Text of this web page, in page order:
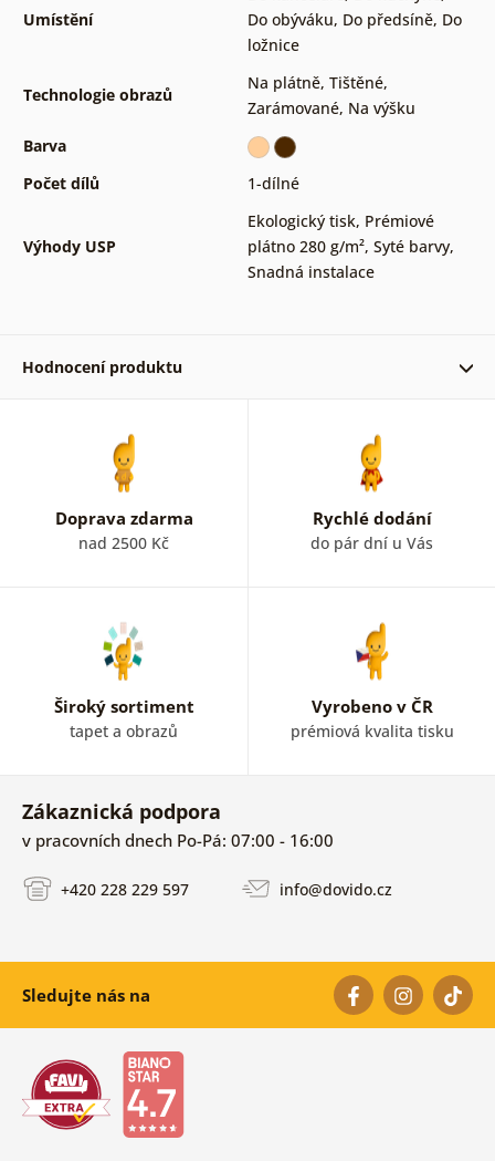
Umístění
Do obýváku, Do předsíně, Do
ložnice
Technologie obrazů
Na plátně, Tištěné,
Zarámované, Na výšku
Barva
Počet dílů
1-dílné
Výhody USP
Ekologický tisk, Prémiové
plátno 280 g/m², Syté barvy,
Snadná instalace
Hodnocení produktu
Jan Kunický 27. 01. 2026
Ověřený zákazník 25. 04. 2023
Doprava zdarma
nad 2500 Kč
Rychlé dodání
do pár dní u Vás
Široký sortiment
tapet a obrazů
Vyrobeno v ČR
prémiová kvalita tisku
Zákaznická podpora
v pracovních dnech Po-Pá: 07:00 - 16:00
+420 228 229 597 info@dovido.cz
Sledujte nás na